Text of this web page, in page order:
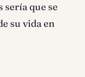
sería que se
su vida en